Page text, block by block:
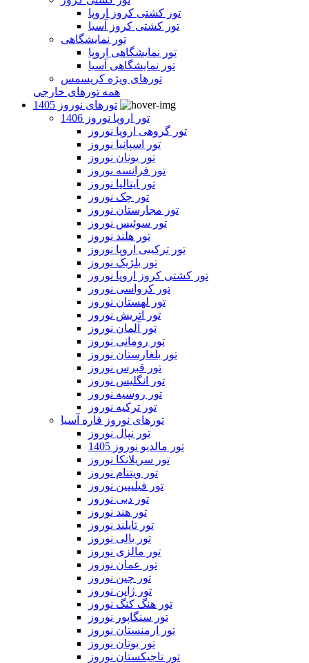
تور کشتی کروز اروپا
تور کشتی کروز آسیا
تور نمایشگاهی
تور نمایشگاهی اروپا
تور نمایشگاهی آسیا
تورهای ویژه کریسمس
همه تورهای خارجی
تورهای نوروز 1405
تور اروپا نوروز 1406
تور گروهی اروپا نوروز
تور اسپانیا نوروز
تور یونان نوروز
تور فرانسه نوروز
تور ایتالیا نوروز
تور چک نوروز
تور مجارستان نوروز
تور سوئیس نوروز
تور هلند نوروز
تور ترکیبی اروپا نوروز
تور بلژیک نوروز
تور کشتی کروز اروپا نوروز
تور کرواسی نوروز
تور لهستان نوروز
تور اتریش نوروز
تور آلمان نوروز
تور رومانی نوروز
تور بلغارستان نوروز
تور قبرس نوروز
تور انگلیس نوروز
تور روسیه نوروز
تور ترکیه نوروز
تورهای نوروز قاره آسیا
تور نپال نوروز
تور مالدیو نوروز 1405
تور سریلانکا نوروز
تور ویتنام نوروز
تور فیلیپین نوروز
تور دبی نوروز
تور هند نوروز
تور تایلند نوروز
تور بالی نوروز
تور مالزی نوروز
تور عمان نوروز
تور چین نوروز
تور ژاپن نوروز
تور هنگ کنگ نوروز
تور سنگاپور نوروز
تور ارمنستان نوروز
تور بوتان نوروز
تور تاجیکستان نوروز